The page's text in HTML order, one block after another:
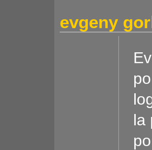
evgeny
la